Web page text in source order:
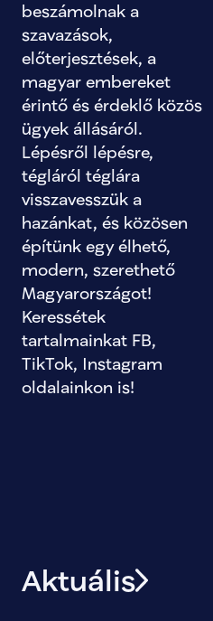
beszámolnak a
szavazások,
előterjesztések, a
magyar embereket
érintő és érdeklő közös
ügyek állásáról.
Lépésről lépésre,
tégláról téglára
visszavesszük a
hazánkat, és közösen
építünk egy élhető,
modern, szerethető
Magyarországot!
Keressétek
tartalmainkat FB,
TikTok, Instagram
oldalainkon is!
Aktuális